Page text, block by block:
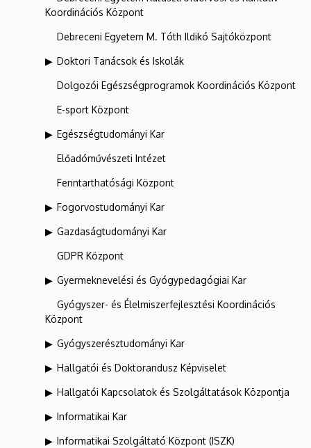
Koordinációs Központ
Debreceni Egyetem M. Tóth Ildikó Sajtóközpont
Doktori Tanácsok és Iskolák
Dolgozói Egészségprogramok Koordinációs Központ
E-sport Központ
Egészségtudományi Kar
Előadóművészeti Intézet
Fenntarthatósági Központ
Fogorvostudományi Kar
Gazdaságtudományi Kar
GDPR Központ
Gyermeknevelési és Gyógypedagógiai Kar
Gyógyszer- és Élelmiszerfejlesztési Koordinációs
Központ
Gyógyszerésztudományi Kar
Hallgatói és Doktorandusz Képviselet
Hallgatói Kapcsolatok és Szolgáltatások Központja
Informatikai Kar
Informatikai Szolgáltató Központ (ISZK)